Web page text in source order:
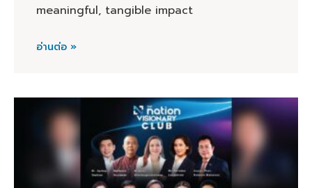
meaningful, tangible impact
อ่านต่อ »